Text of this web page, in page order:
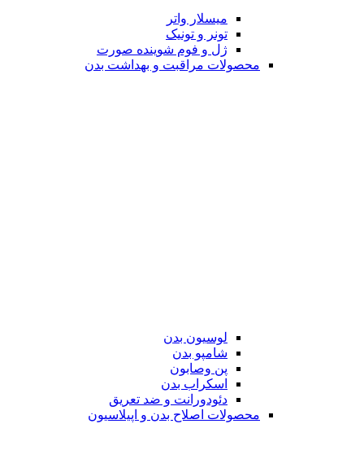
میسلار واتر
تونر و تونیک
ژل و فوم شوینده صورت
محصولات مراقبت و بهداشت بدن
لوسیون بدن
شامپو بدن
پن وصابون
اسکراب بدن
دئودورانت و ضد تعریق
محصولات اصلاح بدن و اپیلاسیون